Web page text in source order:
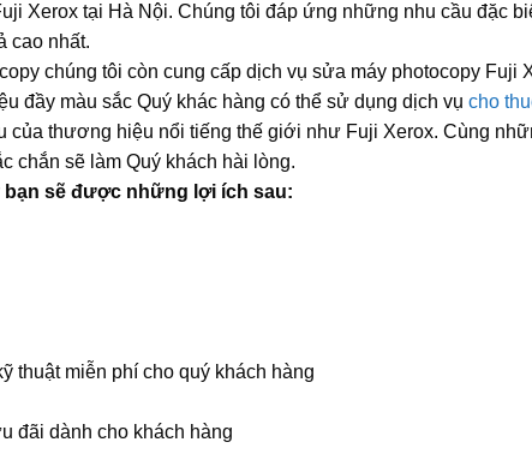
Xerox tại Hà Nội. Chúng tôi đáp ứng những nhu cầu đặc
cao nhất.
chúng tôi còn cung cấp dịch vụ sửa máy photocopy Fuji
đầy màu sắc Quý khác hàng có thể sử dụng dịch vụ cho
của thương hiệu nổi tiếng thế giới như Fuji Xerox. Cùng
chắn sẽ làm Quý khách hài lòng.
sẽ được những lợi ích sau:
thuật miễn phí cho quý khách hàng
đãi dành cho khách hàng